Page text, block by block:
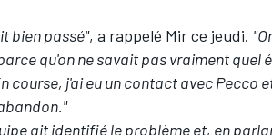
bien passé", a rappelé Mir ce jeudi.
qu'on ne savait pas vraiment quel
j'ai eu un contact avec Pecco
ait identifié le problème et, en